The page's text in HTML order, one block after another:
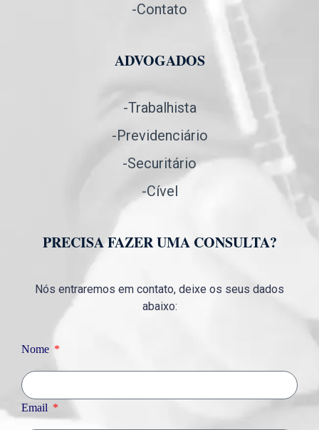
-Contato
ADVOGADOS
-Trabalhista
-Previdenciário
-Securitário
-Cível
PRECISA FAZER UMA CONSULTA?
Nós entraremos em contato, deixe os seus dados
abaixo:
Nome
Email